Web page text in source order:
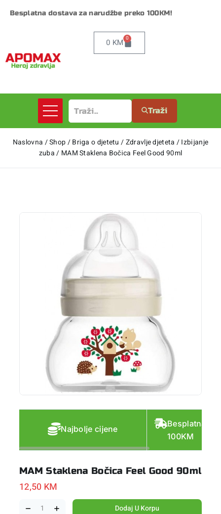
Besplatna dostava za narudžbe preko 100KM!
0 KM 0
Traži
Naslovna /Shop/Briga o djetetu /Zdravlje djeteta /Izbijanje
zuba / MAM Staklena Bočica Feel Good 90ml
Najbolje cijene
Besplatna
100KM
MAM Staklena Bočica Feel Good 90ml
12,50 KM
Dodaj U Korpu